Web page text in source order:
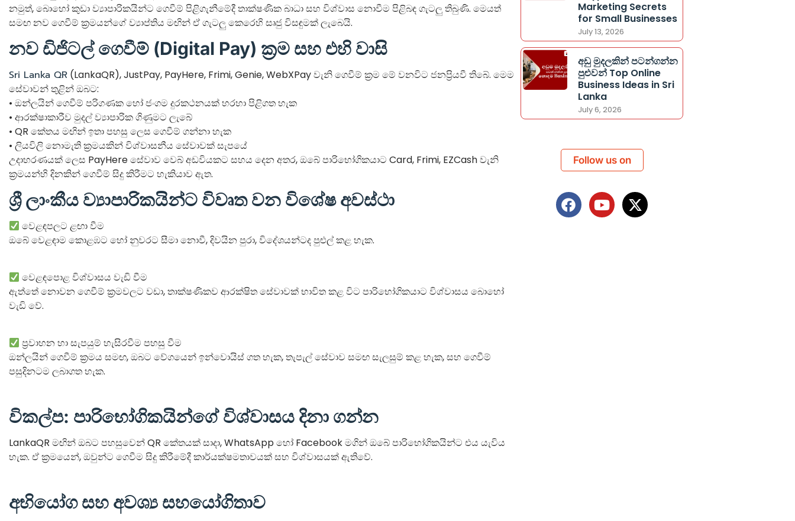
නමුත්, බොහෝ කුඩා ව්‍යාපාරිකයින්ට ගෙවීම් පිළිගැනීමේදී තාක්ෂණික බාධා සහ විශ්වාස නොවීම පිළිබඳ ගැටලු තිබුණි. මෙයත්
සමඟ නව ගෙවීම් ක්‍රමයන්ගේ ව්‍යාප්තිය මඟින් ඒ ගැටලු කෙරෙහි සෘජු විසඳුමක් ලැබෙයි.
නව ඩිජිටල් ගෙවීම් (Digital Pay) ක්‍රම සහ එහි වාසි
Sri Lanka QR (LankaQR), JustPay, PayHere, Frimi, Genie, WebXPay වැනි ගෙවීම් ක්‍රම මේ වනවිට ජනප්‍රියවී තිබේ. මෙම
සේවාවන් තුළින් ඔබට:
• ඔන්ලයින් ගෙවීම් පරිගණක හෝ ජංගම දුරකථනයක් හරහා පිළිගත හැක
• ආරක්ෂාකාරීව මුදල් ව්‍යාපාරික ගිණුමට ලැබේ
• QR කේතය මඟින් ඉතා පහසු ලෙස ගෙවීම් ගන්නා හැක
• ලියවිලි නොමැති ක්‍රමයකින් විශ්වාසනීය සේවාවක් සැපයේ
උදාහරණයක් ලෙස PayHere සේවාව වෙබ් අඩවියකට සහය දෙන අතර, ඔබේ පාරිභෝගිකයාට Card, Frimi, EZCash වැනි
ක්‍රමයන්හි දිනකින් ගෙවීම් සිදු කිරීමට හැකියාව ඇත.
ශ්‍රී ලාංකීය ව්‍යාපාරිකයින්ට විවෘත වන විශේෂ අවස්ථා
වෙළඳපලට ළඟා වීම
ඔබේ වෙළඳාම කොළඹට හෝ නුවරට සීමා නොවී, දිවයින පුරා, විදේශයන්ටද පුළුල් කළ හැක.
වෙළඳපොළ විශ්වාසය වැඩි වීම
ඇත්තේ නොවන ගෙවීම් ක්‍රමවලට වඩා, තාක්ෂණිකව ආරක්ෂිත සේවාවක් භාවිත කළ විට පාරිභෝගිකයාට විශ්වාසය බොහෝ
වැඩි වේ.
ප්‍රවාහන හා සැපයුම් හැසිරවීම පහසු වීම
ඔන්ලයින් ගෙවීම් ක්‍රමය සමඟ, ඔබට වේගයෙන් ඉන්වොයිස් ගත හැක, තැපැල් සේවාව සමඟ සැලසුම් කළ හැක, සහ ගෙවීම්
පසුදිනටම ලබාගත හැක.
විකල්ප: පාරිභෝගිකයින්ගේ විශ්වාසය දිනා ගන්න
LankaQR මඟින් ඔබට පහසුවෙන් QR කේතයක් සාදා, WhatsApp හෝ Facebook මගින් ඔබේ පාරිභෝගිකයින්ට එය යැවිය
හැක. ඒ ක්‍රමයෙන්, ඔවුන්ට ගෙවීම සිදු කිරීමේදී කාර්යක්ෂමතාවයක් සහ විශ්වාසයක් ඇතිවේ.
අභියෝග සහ අවශ්‍ය සහයෝගිතාව
Marketing Secrets
for Small Businesses
July 13, 2026
අඩු මුදලකින් පටන්ගන්න
පුළුවන් Top Online
Business Ideas in Sri
Lanka
July 6, 2026
Follow us on